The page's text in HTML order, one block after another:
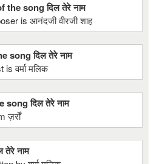
song दिल तेरे नाम
is आनंदजी वीरजी शाह
song दिल तेरे नाम
वर्मा मलिक
दिल तेरे नाम
ज़र्रों
नाम